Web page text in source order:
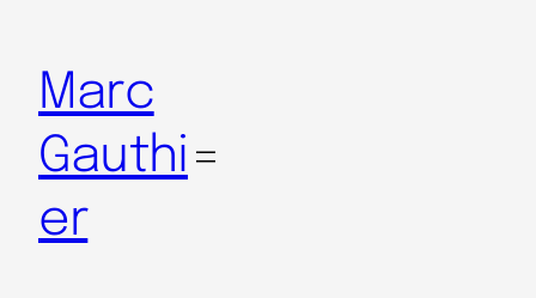
Marc
Gauthi
er